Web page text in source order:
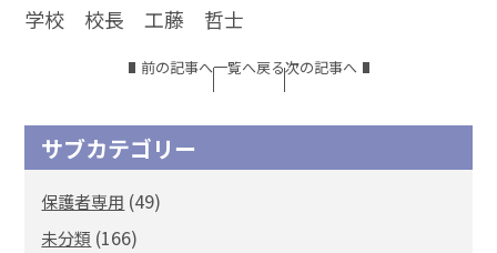
学校 校長 工藤 哲士
前の記事へ一覧へ戻る次の記事へ
サブカテゴリー
保護者専用 (49)
未分類 (166)